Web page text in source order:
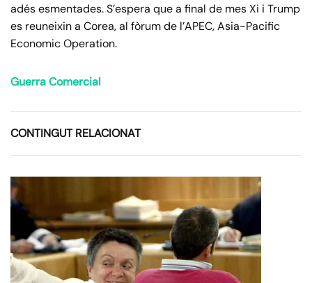
adés esmentades. S’espera que a final de mes Xi i Trump
es reuneixin a Corea, al fòrum de l’APEC, Asia-Pacific
Economic Operation.
Guerra Comercial
CONTINGUT RELACIONAT